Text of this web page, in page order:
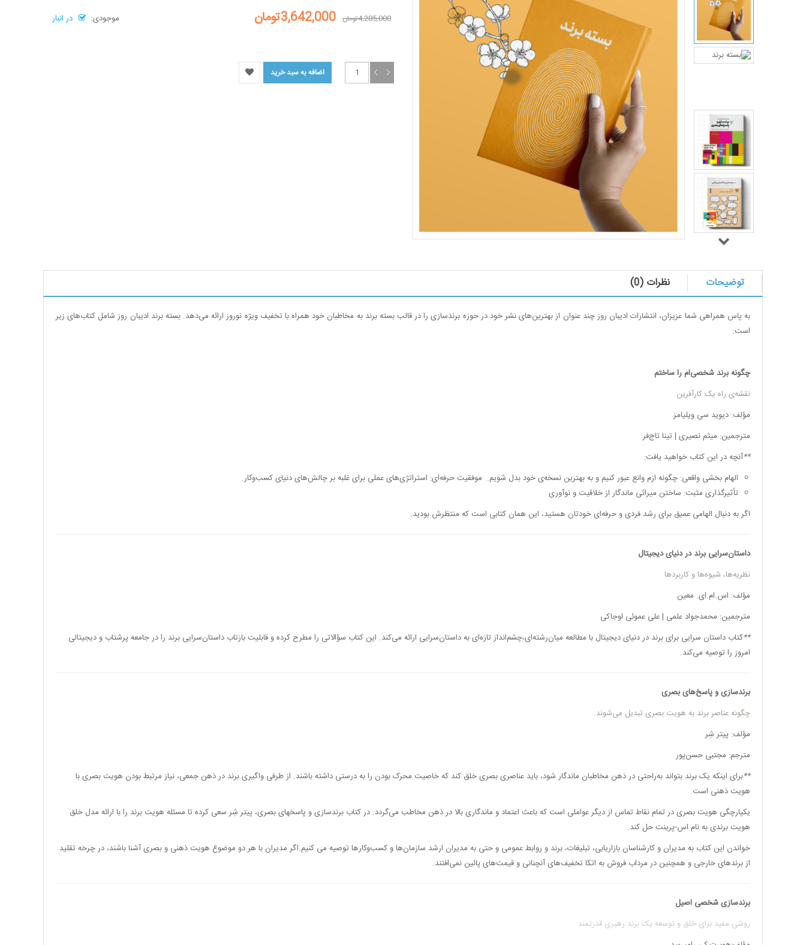
موجودی: در انبار 4,285,000تومان 3,642,000تومان
توضیحات نظرات (0)
به پاس همراهی شما عزیزان،‌ انتشارات ادیبان روز چند عنوان از بهترین‌های نشر خود در حوزه برندسازی را در قالب بسته برند به مخاطبان خود همراه با تخفیف ویژه نوروز ارائه می‌دهد. بسته برند ادیبان روز شامل کتاب‌های زیر
است:
چگونه برند شخصی‌ام را ساختم
نقشه‌ی راه یک کارآفرین
مؤلف: دیوید سی ویلیامز
مترجمین: میثم نصیری | تینا تاج‌فر
**آنچه در این کتاب خواهید یافت:
الهام بخشی واقعی: چگونه ازم وانع عبور کنیم و به بهترین نسخه‌ی خود بدل شویم. موفقیت حرفه‌ای: استراتژی‌های عملی برای غلبه بر چالش‌های دنیای کسب‌وکار.
تأثیرگذاری مثبت: ساختن میراثی ماندگار از خلاقیت و نوآوری
اگر به دنبال الهامی عمیق برای رشد فردی و حرفه‌ای خودتان هستید، این همان کتابی است که منتظرش بودید.
داستان‌سرایی برند در دنیای دیجیتال
نظریه‌ها، شیوه‌ها و کاربردها
مؤلف: اس.ام.ای. معین
مترجمین: محمدجواد علمی | علی عموئی اوجاکی
**کتاب داستان سرایی برای برند در دنیای دیجیتال با مطالعه میان‌رشته‌ای،‌چشم‌انداز تازه‌ای به داستان‌سرایی ارائه می‌کند. این کتاب سؤالاتی را مطرح کرده و قابلیت‌ بازتاب داستان‌سرایی برند را در جامعه پرشتاب و دیجیتالی
امروز را توصیه می‌کند.
برندسازی و پاسخ‌های بصری
چگونه عناصر برند به هویت بصری تبدیل می‌شوند.
مؤلف: پیتر شِر
مترجم: مجتبی حسن‌پور
**برای اینکه یک برند بتواند به‌راحتی در ذهن مخاطبان ماندگار شود، باید عناصری بصری خلق کند که خاصیت محرک بودن را به درستی داشته باشند. از طرفی واگیری برند در ذهن جمعی، نیاز مرتبط بودن هویت بصری با
هویت ذهنی است.
یکپارچگی هویت بصری در تمام نقاط تماس از دیگر عواملی است که باعث اعتماد و ماندگاری بالا در ذهن مخاطب می‌گردد. در کتاب برندسازی و پاسخهای بصری، پیتر شِر سعی کرده تا مسئله هویت برند را با ارائه مدل خلق
هویت برندی به نام اس-پرینت حل کند.
خواندن این کتاب به مدیران و کارشناسان بازاریابی، تبلیغات، برند و روابط عمومی و حتی به مدیران ارشد سازمان‌ها و کسب‌وکارها توصیه می کنیم.اگر مدیران با هر دو موضوع هویت ذهنی و بصری آشنا باشند، در چرخه تقلید
از برندهای خارجی و همچنین در مرداب فروش به اتکا تخفیف‌های آنچنانی و قیمت‌های پائین نمی‌افتند.
برندسازی شخصی اصیل
روشی مفید برای خلق و توسعه یک برند رهبری قدرتمند